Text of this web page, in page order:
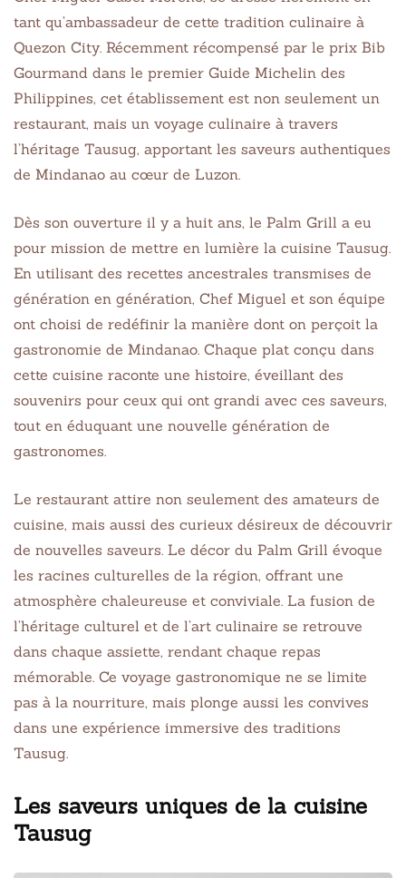
tant qu’ambassadeur de cette tradition culinaire à
Quezon City. Récemment récompensé par le prix Bib
Gourmand dans le premier Guide Michelin des
Philippines, cet établissement est non seulement un
restaurant, mais un voyage culinaire à travers
l’héritage Tausug, apportant les saveurs authentiques
de Mindanao au cœur de Luzon.
Dès son ouverture il y a huit ans, le Palm Grill a eu
pour mission de mettre en lumière la cuisine Tausug.
En utilisant des recettes ancestrales transmises de
génération en génération, Chef Miguel et son équipe
ont choisi de redéfinir la manière dont on perçoit la
gastronomie de Mindanao. Chaque plat conçu dans
cette cuisine raconte une histoire, éveillant des
souvenirs pour ceux qui ont grandi avec ces saveurs,
tout en éduquant une nouvelle génération de
gastronomes.
Le restaurant attire non seulement des amateurs de
cuisine, mais aussi des curieux désireux de découvrir
de nouvelles saveurs. Le décor du Palm Grill évoque
les racines culturelles de la région, offrant une
atmosphère chaleureuse et conviviale. La fusion de
l’héritage culturel et de l’art culinaire se retrouve
dans chaque assiette, rendant chaque repas
mémorable. Ce voyage gastronomique ne se limite
pas à la nourriture, mais plonge aussi les convives
dans une expérience immersive des traditions
Tausug.
Les saveurs uniques de la cuisine
Tausug